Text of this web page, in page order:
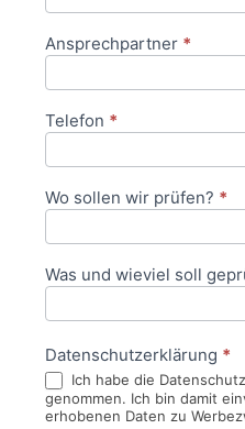
Ansprechpartner *
Telefon *
Wo sollen wir prüfen? *
Was und wieviel soll
Datenschutzerklärung *
Ich habe die
genommen. Ich bin damit
erhobenen Daten zu